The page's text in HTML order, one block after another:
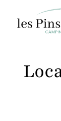
contenu